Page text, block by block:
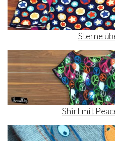
Sterne
Shirt mit